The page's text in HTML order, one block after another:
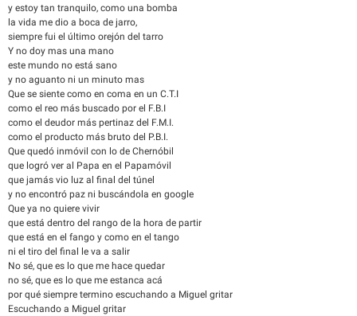
y estoy tan tranquilo, como una bomba
la vida me dio a boca de jarro,
siempre fui el último orejón del tarro
Y no doy mas una mano
este mundo no está sano
y no aguanto ni un minuto mas
Que se siente como en coma en un C.T.I
como el reo más buscado por el F.B.I
como el deudor más pertinaz del F.M.I.
como el producto más bruto del P.B.I.
Que quedó inmóvil con lo de Chernóbil
que logró ver al Papa en el Papamóvil
que jamás vio luz al final del túnel
y no encontró paz ni buscándola en google
Que ya no quiere vivir
que está dentro del rango de la hora de partir
que está en el fango y como en el tango
ni el tiro del final le va a salir
No sé, que es lo que me hace quedar
no sé, que es lo que me estanca acá
por qué siempre termino escuchando a Miguel gritar
Escuchando a Miguel gritar